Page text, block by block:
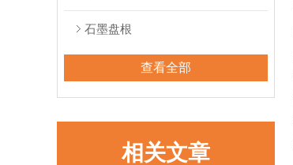
石墨盘根
查看全部
相关文章